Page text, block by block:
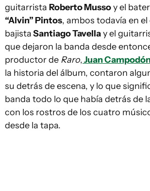
guitarrista Roberto Mussoy el
“Alvin” Pintos, ambos todavía en el
bajistaSantiago Tavellay el
que dejaron la banda desde
productor de Raro,Juan
la historia del álbum, contaron
su detrás de escena, y lo que
banda todo lo que había detrás de
con los rostros de los cuatro
desde la tapa.